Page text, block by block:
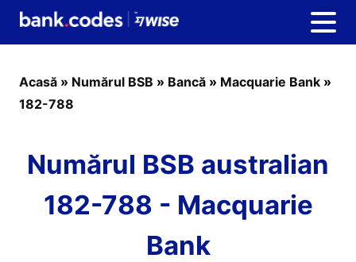
Acasă » Numărul BSB » Bancă » Macquarie Bank »
182-788
Numărul BSB australian
182-788 - Macquarie
Bank